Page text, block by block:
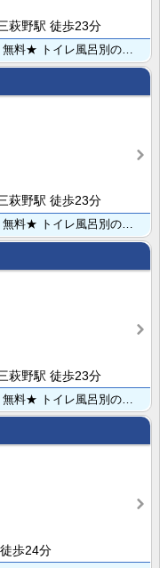
萩野駅 徒歩23分
●初期費用相談ください● ★インターネット無料★ トイレ風呂別のマンションタイプでお探しの方へ♪ コ･･･
萩野駅 徒歩23分
●初期費用相談ください● ★インターネット無料★ トイレ風呂別のマンションタイプでお探しの方へ♪ コ･･･
萩野駅 徒歩23分
歩24分